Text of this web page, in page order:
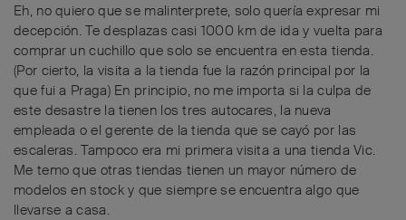
Eh, no quiero que se malinterprete, solo quería expresar mi
decepción. Te desplazas casi 1000 km de ida y vuelta para
comprar un cuchillo que solo se encuentra en esta tienda.
(Por cierto, la visita a la tienda fue la razón principal por la
que fui a Praga) En principio, no me importa si la culpa de
este desastre la tienen los tres autocares, la nueva
empleada o el gerente de la tienda que se cayó por las
escaleras. Tampoco era mi primera visita a una tienda Vic.
Me temo que otras tiendas tienen un mayor número de
modelos en stock y que siempre se encuentra algo que
llevarse a casa.